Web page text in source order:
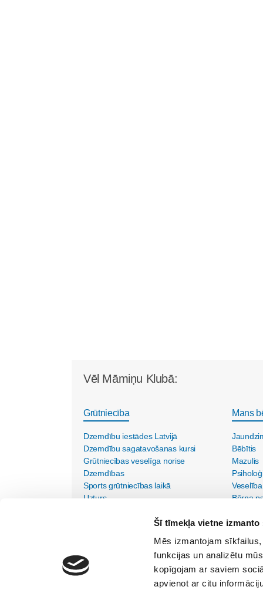
Šī tīmekļa vietne izmanto
Mēs izmantojam
funkcijas un analizētu
kopīgojam ar saviem
apvienot ar citu
Vēl Māmiņu Klubā:
Grūtniecība
Dzemdību iestādes Latvijā
Dzemdību sagatavošanas kursi
Grūtniecības veselīga norise
Dzemdības
Sports grūtniecības laikā
Uzturs
Mans
Bēbītis
Mazulis
Veselība
Bērna
SIA "Lietišķās kreativitātes grupa"